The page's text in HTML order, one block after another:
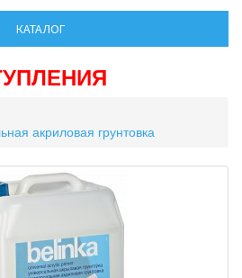
акриловая грунтовка